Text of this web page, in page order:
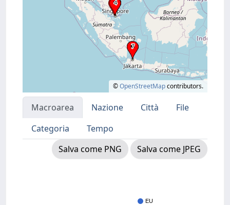
©OpenStreetMapcontributors.
Macroarea Nazione Città
File
Categoria
Tempo
Salva come PNG
Salva come JPEG
EU